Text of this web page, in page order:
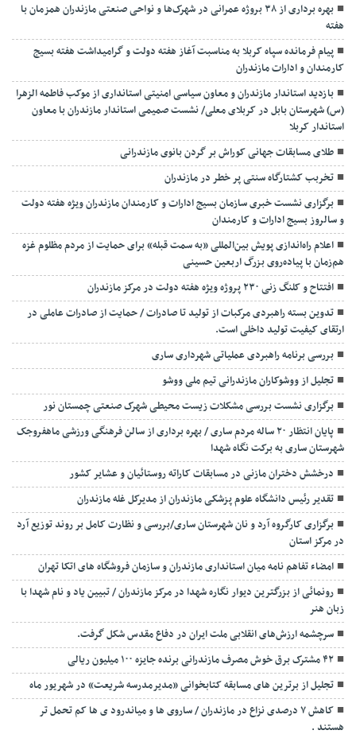
بهره برداری از ۳۸ بروژه عمرانی در شهرک‌ها و نواحی صنعتی مازندران همزمان با
هفته
پیام فرمانده سپاه کربلا به مناسبت آغاز هفته دولت و گرامیداشت هفته بسیج
کارمندان و ادارات مازندران
بازدید استاندار مازندران و معاون سیاسی امنیتی استانداری از موکب فاطمه الزهرا
(س) شهرستان بابل در کربلای معلی/ نشست صمیمی استاندار مازندران با معاون
استاندار کربلا
طلای مسابقات جهانی کوراش بر گردن بانوی مازندرانی
تخربب کشتارگاه سنتی پر خطر در مازندران
برگزاری نشست خبری سازمان بسیج ادارات و کارمندان مازندران ویژه هفته دولت
و سالروز بسیج ادارات و کارمندان
اعلام راه‌اندازی پویش بین‌المللی «به سمت قبله» برای حمایت از مردم مظلوم غزه
هم‌زمان با پیاده‌روی بزرگ اربعین حسینی
افتتاح و کلنگ زنی ۲۳۰ پروژه ویژه هفته دولت در مرکز مازندران
تدوین بسته راهبردی مرکبات از تولید تا صادرات / حمایت از صادرات عاملی در
ارتقای کیفیت تولید داخلی است.
بررسی برنامه راهبردی عملیاتی شهرداری ساری
تجلیل از ووشوکاران مازندرانی تیم ملی ووشو
برگزاری نشست بررسی مشکلات زیست محیطی شهرک صنعتی چمستان نور
پایان انتظار ۲۰ ساله مردم ساری / بهره برداری از سالن فرهنگی ورزشی ماهفروجک
شهرستان ساری به برکت نگاه شهدا
درخشش دختران مازنی در مسابقات کاراته روستائیان و عشایر کشور
تقدیر رئیس دانشگاه علوم پزشکی مازندران از مدیرکل غله مازندران
برگزاری کارگروه آرد و نان شهرستان ساری/بررسی و نظارت کامل بر روند توزیع آرد
در مرکز استان
امضاء تفاهم نامه میان استانداری مازندران و سازمان فروشگاه های اتکا تهران
رونمائی از بزرگترین دیوار نگاره شهدا در مرکز مازندران / تبیین یاد و نام شهدا با
زبان هنر
سرچشمه ارزش‌های انقلابی ملت ایران در دفاع مقدس شکل گرفت.
۴۲ مشترک برق خوش مصرف مازندرانی برنده جایزه ۱۰۰ میلیون ریالی
تجلیل از برترین های مسابقه کتابخوانی «مدیرمدرسه شریعت» در شهریور ماه
کاهش ۷ درصدی نزاع در مازندران / ساروی ها و میاندرود ی ها کم تحمل تر
هستند‌ .